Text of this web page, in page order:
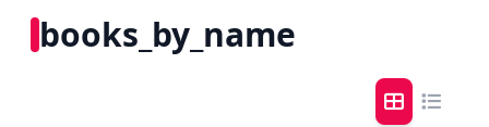
books_by_name